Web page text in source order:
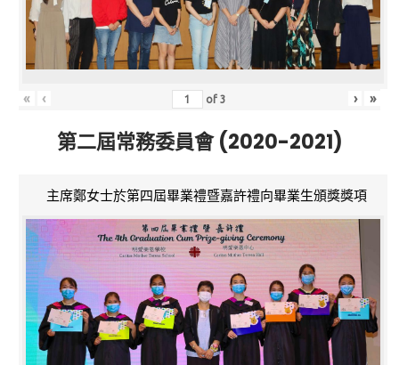
« ‹ of3 › »
第二屆常務委員會 (2020-2021)
主席鄭女士於第四屆畢業禮暨嘉許禮向畢業生頒獎獎項